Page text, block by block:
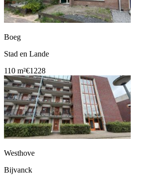
Boeg
Stad en Lande
110 m²€1228
Westhove
Bijvanck